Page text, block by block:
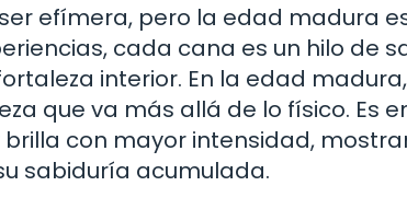
efímera, pero la edad madura
cada cana es un hilo de
interior. En la edad
que va más allá de lo físico. Es
con mayor intensidad,
sabiduría acumulada.